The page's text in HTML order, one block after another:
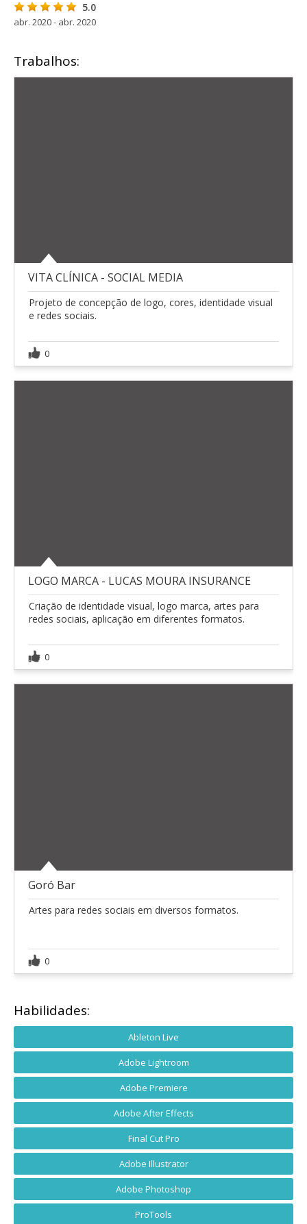
5.0
abr. 2020 - abr. 2020
Trabalhos:
VITA CLÍNICA - SOCIAL MEDIA
Projeto de concepção de logo, cores, identidade visual
e redes sociais.
0
LOGO MARCA - LUCAS MOURA INSURANCE
Criação de identidade visual, logo marca, artes para
redes sociais, aplicação em diferentes formatos.
0
Goró Bar
Artes para redes sociais em diversos formatos.
0
Habilidades:
Ableton Live
Adobe Lightroom
Adobe Premiere
Adobe After Effects
Final Cut Pro
Adobe Illustrator
Adobe Photoshop
ProTools